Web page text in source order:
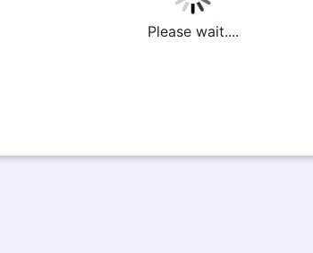
Please wait....